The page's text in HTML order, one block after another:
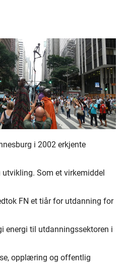
i 2002 erkjente
Som et virkemiddel
FN et tiår for utdanning for
energi til utdanningssektoren i
opplæring og offentlig